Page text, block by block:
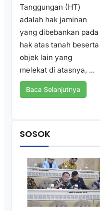
Tanggungan (HT)
adalah hak jaminan
yang dibebankan pada
hak atas tanah beserta
objek lain yang
melekat di atasnya, ...
Baca Selanjutnya
SOSOK